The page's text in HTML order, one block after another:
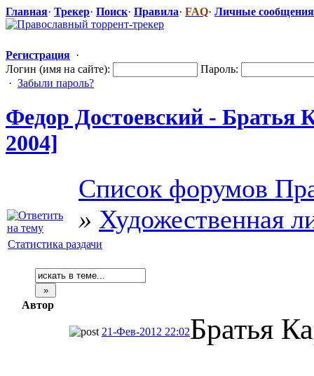
Главная· Трекер· Поиск· Правила· FAQ· Личные сообщения
Регистрация ·
Логин (имя на сайте):
Пароль:
· Забыли пароль?
Федор Достоевский -
2004]
Список форумов
» Художественная
Статистика раздачи
Автор
21-Фев-2012 22:02Братья